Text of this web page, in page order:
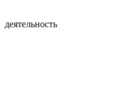
деятельность